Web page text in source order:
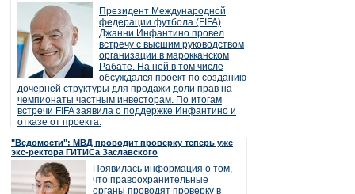
Президент Международной
федерации футбола (FIFA)
Джанни Инфантино провел
встречу с высшим руководством
организации в марокканском
Рабате. На ней в том числе
обсуждался проект по созданию
дочерней структуры для продажи доли прав на
чемпионаты частным инвесторам. По итогам
встречи FIFA заявила о поддержке Инфантино и
отказе от проекта.
"Ведомости": МВД проводит проверку теперь уже
экс-ректора ГИТИСа Заславского
Появилась информация о том,
что правоохранительные
органы проводят проверку в